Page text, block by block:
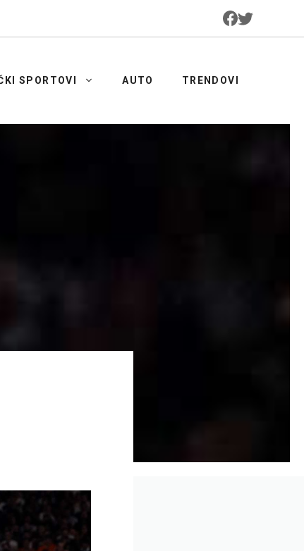
SPORTOVI AUTO TRENDOVI